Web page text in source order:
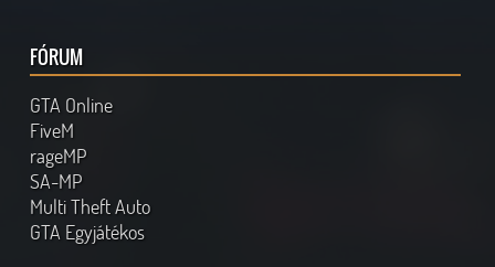
FÓRUM
GTA Online
FiveM
rageMP
SA-MP
Multi Theft Auto
GTA Egyjátékos